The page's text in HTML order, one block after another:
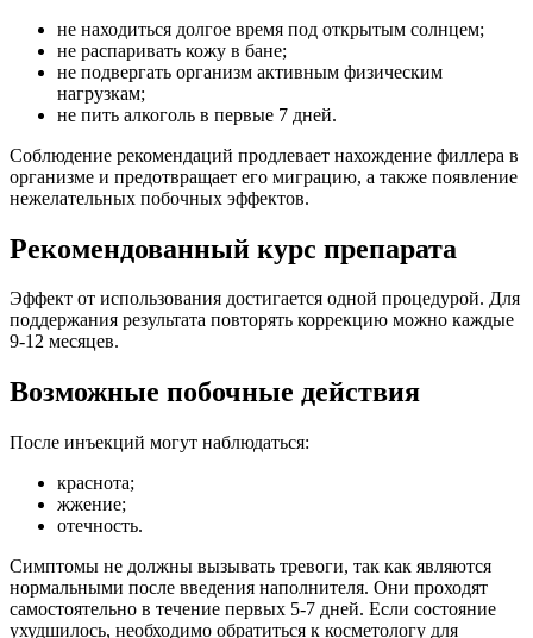
не находиться долгое время под открытым солнцем;
не распаривать кожу в бане;
не подвергать организм активным физическим
нагрузкам;
не пить алкоголь в первые 7 дней.
Соблюдение рекомендаций продлевает нахождение филлера в
организме и предотвращает его миграцию, а также появление
нежелательных побочных эффектов.
Рекомендованный курс препарата
Эффект от использования достигается одной процедурой. Для
поддержания результата повторять коррекцию можно каждые
9-12 месяцев.
Возможные побочные действия
После инъекций могут наблюдаться:
краснота;
жжение;
отечность.
Симптомы не должны вызывать тревоги, так как являются
нормальными после введения наполнителя. Они проходят
самостоятельно в течение первых 5-7 дней. Если состояние
ухудшилось, необходимо обратиться к косметологу для